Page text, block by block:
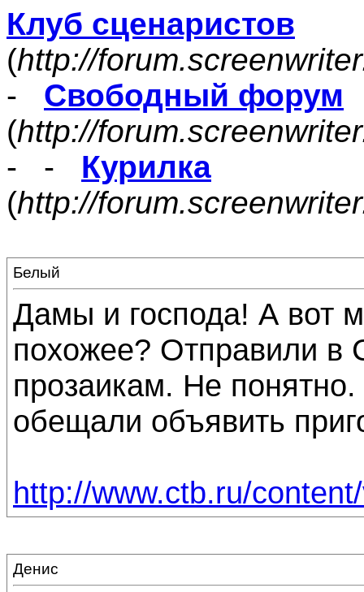
Клуб сценаристов
(http://
- Свободный форум
(http://
- - Курилка
(http://
Белый
Дамы и господа! А вот
похожее? Отправили в
прозаикам. Не
обещали объявить
http://www.ctb.ru/
Денис